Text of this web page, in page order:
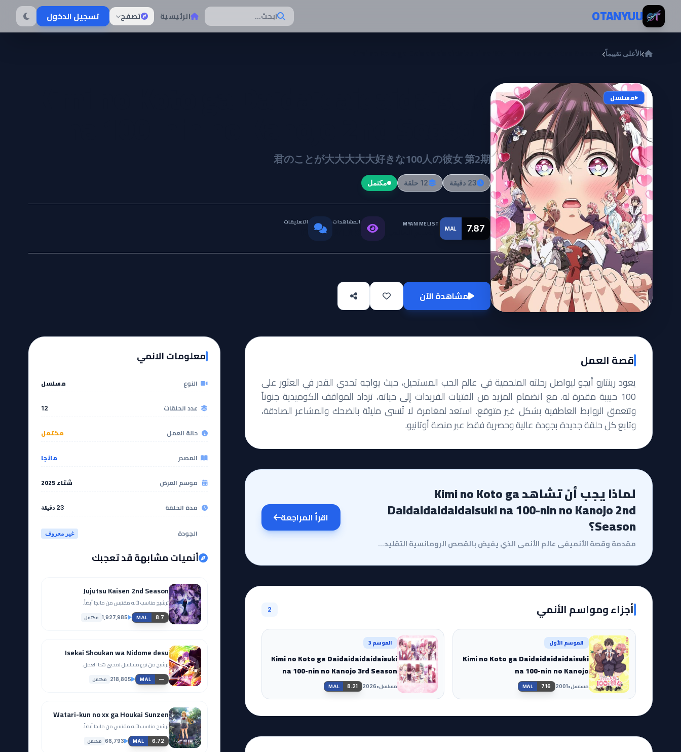
تخطي إلى المحتوىOTANYUU ابحث... الرئيسية تصفح تسجيل الدخول
الأعلى تقييماً
مسلسل
君のことが大大大大大好きな100人の彼女 第2期
23 دقيقة 12 حلقة مكتمل
MAL 7.87
MYANIMELIST المشاهدات التعليقات
مشاهدة الآن
قصة العمل
يعود رينتارو أيجو ليواصل رحلته الملحمية في عالم الحب المستحيل، حيث يواجه تحدي القدر في العثور على
100 حبيبة مقدرة له. مع انضمام المزيد من الفتيات الفريدات إلى حياته، تزداد المواقف الكوميدية جنوناً
وتتعمق الروابط العاطفية بشكل غير متوقع. استعد لمغامرة لا تُنسى مليئة بالضحك والمشاعر الصادقة،
وتابع كل حلقة جديدة بجودة عالية وحصرية فقط عبر منصة أوتانيو.
لماذا يجب أن تشاهد Kimi no Koto ga
Daidaidaidaidaisuki na 100-nin no Kanojo 2nd
Season؟
مقدمة وقصة الأنميفي عالم الأنمي الذي يفيض بالقصص الرومانسية التقليدية، يأتي الموسم الثاني من Kimi no...
اقرأ المراجعة
أجزاء ومواسم الأنمي 2
الموسم الأول
Kimi no Koto ga Daidaidaidaidaisuki
na 100-nin no Kanojo
مسلسل•
2001
MAL 7.16
الموسم 3
Kimi no Koto ga Daidaidaidaidaisuki
na 100-nin no Kanojo 3rd Season
مسلسل•
2026
MAL 8.21
معلومات الانمي
النوع مسلسل
عدد الحلقات 12
حالة العمل مكتمل
المصدر مانجا
موسم العرض شتاء 2025
مدة الحلقة 23 دقيقة
الجودة غير معروف
أنميات مشابهة قد تعجبك
Jujutsu Kaisen 2nd Season
ترشيح مناسب لأنه مقتبس من مانجا أيضاً.
MAL 8.7
1,927,985 مكتمل
Isekai Shoukan wa Nidome desu
ترشيح من نوع مسلسل لمحبي هذا العمل.
MAL —
218,805 مكتمل
Watari-kun no xx ga Houkai Sunzen
ترشيح مناسب لأنه مقتبس من مانجا أيضاً.
MAL 6.72
66,793 مكتمل